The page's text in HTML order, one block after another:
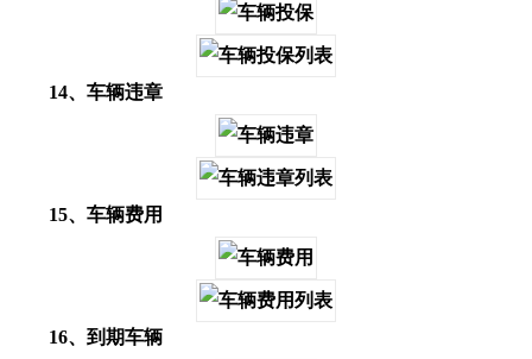
14、车辆违章
15、车辆费用
16、到期车辆